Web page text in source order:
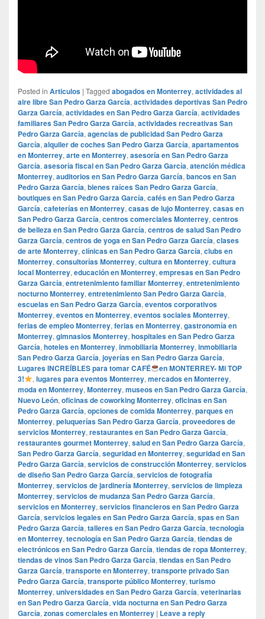
Posted in Articulos | Tagged abogados en Monterrey, actividades al
aire libre San Pedro Garza García, actividades deportivas San Pedro
Garza García, actividades en San Pedro Garza García, actividades
familiares San Pedro Garza García, actividades recreativas San
Pedro Garza García, agencias de publicidad San Pedro Garza
García, alquiler de coches San Pedro Garza García, apartamentos
en Monterrey, arte en Monterrey, asesoría en San Pedro Garza
García, asesoría fiscal en San Pedro Garza García, atención médica
Monterrey, auditorios en San Pedro Garza García, bancos en San
Pedro Garza García, bienes raíces San Pedro Garza García,
boutiques en San Pedro Garza García, cafés en San Pedro Garza
García, cafeterías en Monterrey, casas de lujo Monterrey, casas en
San Pedro Garza García, centros comerciales Monterrey, centros
de belleza en San Pedro Garza García, centros de salud San Pedro
Garza García, centros de yoga en San Pedro Garza García, clases
de arte Monterrey, clínicas en San Pedro Garza García, clubs en
Monterrey, consultorías Monterrey, cultura en Monterrey, cultura
local Monterrey, educación en Monterrey, empresas en San Pedro
Garza García, entretenimiento familiar Monterrey, entretenimiento
nocturno Monterrey, entretenimiento San Pedro Garza García,
escuelas en San Pedro Garza García, eventos corporativos
Monterrey, eventos en Monterrey, eventos sociales Monterrey,
ferias de empleo Monterrey, ferias en Monterrey, gastronomía en
Monterrey, gimnasios Monterrey, hospitales en San Pedro Garza
García, hoteles en Monterrey, inmobiliaria Monterrey, inmobiliaria
San Pedro Garza García, joyerías en San Pedro Garza García,
Lugares INCREÍBLES para tomar CAFÉ
en MONTERREY- Mi TOP
3!
, lugares para eventos Monterrey, mercados en Monterrey,
moda en Monterrey, Monterrey, museos en San Pedro Garza García,
Nuevo León, oficinas de coworking Monterrey, oficinas en San
Pedro Garza García, opciones de comida Monterrey, parques en
Monterrey, peluquerías San Pedro Garza García, proveedores de
servicios Monterrey, restaurantes en San Pedro Garza García,
restaurantes gourmet Monterrey, salud en San Pedro Garza García,
San Pedro Garza García, seguridad en Monterrey, seguridad en San
Pedro Garza García, servicios de construcción Monterrey, servicios
de diseño San Pedro Garza García, servicios de fotografía
Monterrey, servicios de jardinería Monterrey, servicios de limpieza
Monterrey, servicios de mudanza San Pedro Garza García,
servicios en Monterrey, servicios financieros en San Pedro Garza
García, servicios legales en San Pedro Garza García, spas en San
Pedro Garza García, talleres en San Pedro Garza García, tecnología
en Monterrey, tecnología en San Pedro Garza García, tiendas de
electrónicos en San Pedro Garza García, tiendas de ropa Monterrey,
tiendas de vinos San Pedro Garza García, tiendas en San Pedro
Garza García, transporte en Monterrey, transporte privado San
Pedro Garza García, transporte público Monterrey, turismo
Monterrey, universidades en San Pedro Garza García, veterinarias
en San Pedro Garza García, vida nocturna en San Pedro Garza
García, zonas comerciales en Monterrey | Leave a reply